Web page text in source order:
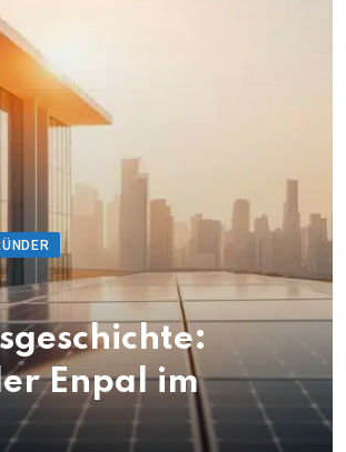
Enpal im